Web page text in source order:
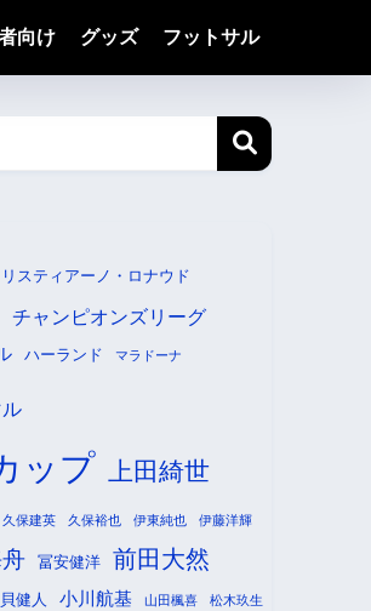
向け グッズ フットサル
スティアーノ・ロナウド
チャンピオンズリーグ
ハーランド マラドーナ
ップ 上田綺世
久保建英 久保裕也 伊東純也 伊藤洋輝
冨安健洋 前田大然
健人 小川航基 山田楓喜 松木玖生